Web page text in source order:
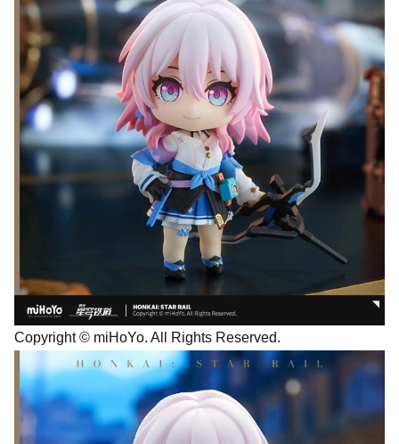
Copyright © miHoYo. All Rights Reserved.